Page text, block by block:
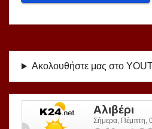
Ακολουθήστε μας στο